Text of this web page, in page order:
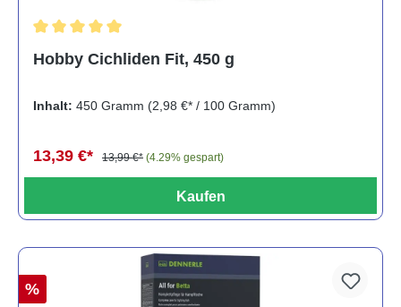
Hobby Cichliden Fit, 450 g
Inhalt: 450 Gramm (2,98 €* / 100 Gramm)
13,39 €* 13,99 €* (4.29% gespart)
Kaufen
%